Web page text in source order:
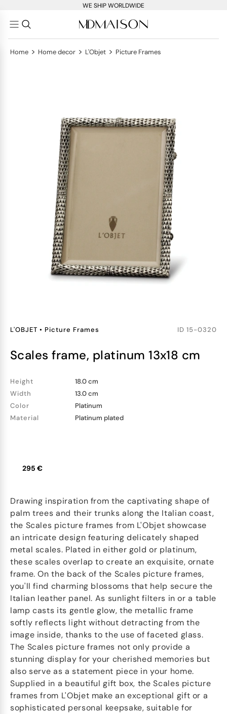
WE SHIP WORLDWIDE
Home > Home decor > L'Objet > Picture Frames
L'OBJET • Picture Frames ID 15-0320
scales frame, platinum 13x18 cm
Height
18.0 cm
Width
13.0 cm
Color
Platinum
Material
Platinum plated
295 €
Drawing inspiration from the captivating shape of
palm trees and their trunks along the Italian coast,
the Scales picture frames from L'Objet showcase
an intricate design featuring delicately shaped
metal scales. Plated in either gold or platinum,
these scales overlap to create an exquisite, ornate
frame. On the back of the Scales picture frames,
you'll find charming blossoms that help secure the
Italian leather panel. As sunlight filters in or a table
lamp casts its gentle glow, the metallic frame
softly reflects light without detracting from the
image inside, thanks to the use of faceted glass.
The Scales picture frames not only provide a
stunning display for your cherished memories but
also serve as a statement piece in your home.
Supplied in a beautiful gift box, the Scales picture
frames from L'Objet make an exceptional gift or a
sophisticated personal keepsake, suitable for